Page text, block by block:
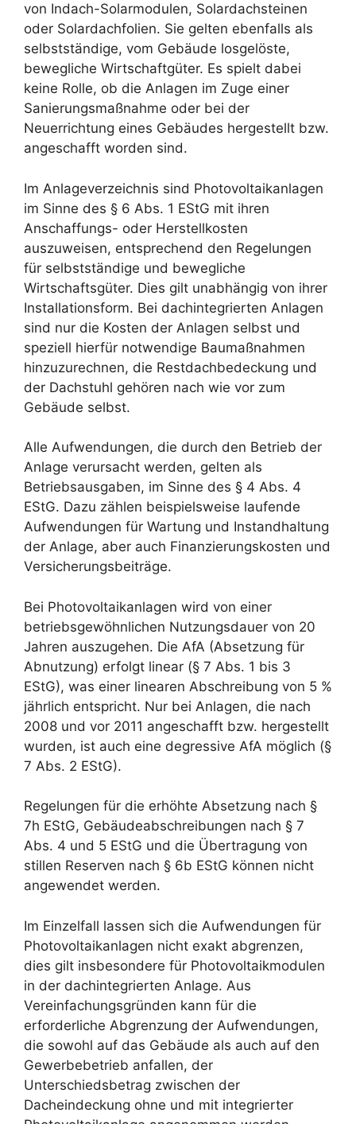
von Indach-Solarmodulen, Solardachsteinen
oder Solardachfolien. Sie gelten ebenfalls als
selbstständige, vom Gebäude losgelöste,
bewegliche Wirtschaftgüter. Es spielt dabei
keine Rolle, ob die Anlagen im Zuge einer
Sanierungsmaßnahme oder bei der
Neuerrichtung eines Gebäudes hergestellt bzw.
angeschafft worden sind.
Im Anlageverzeichnis sind Photovoltaikanlagen
im Sinne des § 6 Abs. 1 EStG mit ihren
Anschaffungs- oder Herstellkosten
auszuweisen, entsprechend den Regelungen
für selbstständige und bewegliche
Wirtschaftsgüter. Dies gilt unabhängig von ihrer
Installationsform. Bei dachintegrierten Anlagen
sind nur die Kosten der Anlagen selbst und
speziell hierfür notwendige Baumaßnahmen
hinzuzurechnen, die Restdachbedeckung und
der Dachstuhl gehören nach wie vor zum
Gebäude selbst.
Alle Aufwendungen, die durch den Betrieb der
Anlage verursacht werden, gelten als
Betriebsausgaben, im Sinne des § 4 Abs. 4
EStG. Dazu zählen beispielsweise laufende
Aufwendungen für Wartung und Instandhaltung
der Anlage, aber auch Finanzierungskosten und
Versicherungsbeiträge.
Bei Photovoltaikanlagen wird von einer
betriebsgewöhnlichen Nutzungsdauer von 20
Jahren auszugehen. Die AfA (Absetzung für
Abnutzung) erfolgt linear (§ 7 Abs. 1 bis 3
EStG), was einer linearen Abschreibung von 5 %
jährlich entspricht. Nur bei Anlagen, die nach
2008 und vor 2011 angeschafft bzw. hergestellt
wurden, ist auch eine degressive AfA möglich (§
7 Abs. 2 EStG).
Regelungen für die erhöhte Absetzung nach §
7h EStG, Gebäudeabschreibungen nach § 7
Abs. 4 und 5 EStG und die Übertragung von
stillen Reserven nach § 6b EStG können nicht
angewendet werden.
Im Einzelfall lassen sich die Aufwendungen für
Photovoltaikanlagen nicht exakt abgrenzen,
dies gilt insbesondere für Photovoltaikmodulen
in der dachintegrierten Anlage. Aus
Vereinfachungsgründen kann für die
erforderliche Abgrenzung der Aufwendungen,
die sowohl auf das Gebäude als auch auf den
Gewerbebetrieb anfallen, der
Unterschiedsbetrag zwischen der
Dacheindeckung ohne und mit integrierter